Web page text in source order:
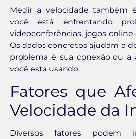
Medir a velocidade também
você está enfrentando
videoconferências, jogos
Os dados concretos ajudam a
problema é sua conexão ou a
você está usando.
Fatores que
Velocidade da
Diversos fatores podem